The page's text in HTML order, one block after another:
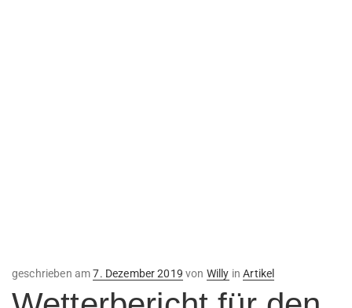
geschrieben amVeröffentlicht
7. Dezember 2019 von Willy inArtikel